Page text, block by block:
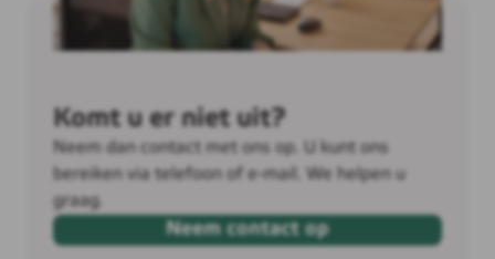
Komt u er niet uit?
Neem dan contact met ons op. U kunt ons
bereiken via telefoon of e-mail. We helpen u
graag.
Neem contact op